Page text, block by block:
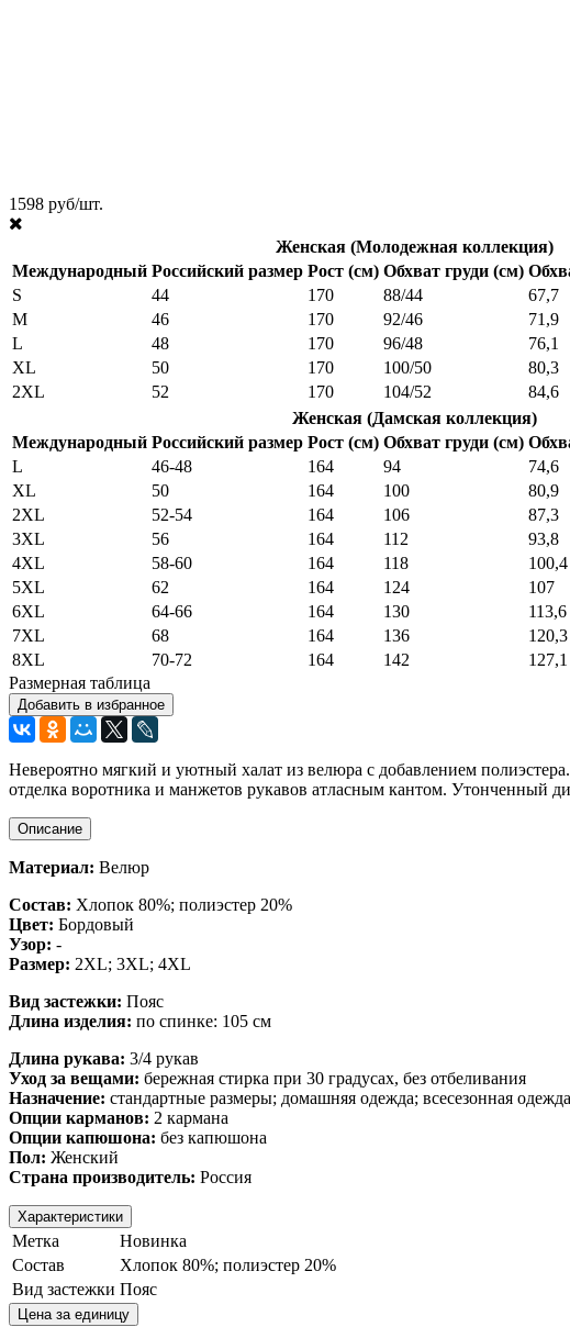
1598 руб/шт.
Женская (Молодежная коллекция)
Международный Российский размер Рост (см) Обхват груди (см)
S
44 170 88/44 67,7
M
46 170 92/46 71,9
L
48 170 96/48 76,1
XL
50 170 100/50 80,3
2XL
52 170 104/52 84,6
Женская (Дамская коллекция)
Международный Российский размер Рост (см) Обхват груди (см)
L
46-48 164 94 74,6
XL
50 164 100 80,9
2XL
52-54 164 106 87,3
3XL
56 164 112 93,8
4XL
58-60 164 118 100,4
5XL
62 164 124 107
6XL
64-66 164 130 113,6
7XL
68 164 136 120,3
8XL
70-72 164 142 127,1
Размерная таблица
Добавить в избранное
Невероятно мягкий и уютный халат из велюра с добавлением
отделка воротника и манжетов рукавов атласным кантом. Утонченный
Описание
Материал: Велюр
Состав: Хлопок 80%; полиэстер 20%
Цвет: Бордовый
Узор: -
Размер: 2XL; 3XL; 4XL
Вид застежки: Пояс
Длина изделия: по спинке: 105 см
Длина рукава: 3/4 рукав
Уход за вещами: бережная стирка при 30 градусах, без отбеливания
Назначение: стандартные размеры; домашняя одежда; всесезонная одежда
Опции карманов: 2 кармана
Опции капюшона: без капюшона
Пол: Женский
Страна производитель: Россия
Характеристики
Метка
Новинка
Состав
Хлопок 80%; полиэстер 20%
Вид застежки Пояс
Цена за единицу